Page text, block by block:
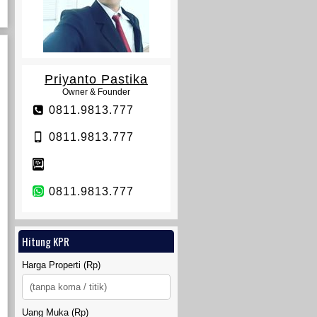
VETERAN TOWNHOUSE
TANAH SIDOMULYO SLEMAN
Priyanto Pastika
Owner & Founder
0811.9813.777
0811.9813.777
0811.9813.777
Hitung KPR
Harga Properti (Rp)
Uang Muka (Rp)